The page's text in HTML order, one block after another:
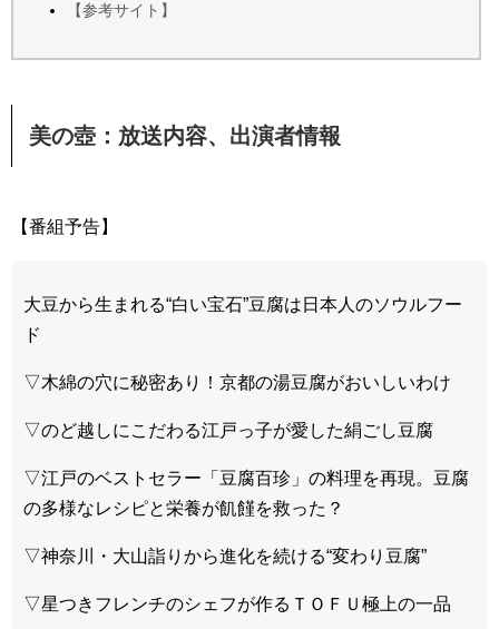
【参考サイト】
美の壺：放送内容、出演者情報
【番組予告】
大豆から生まれる“白い宝石”豆腐は日本人のソウルフー
ド
▽木綿の穴に秘密あり！京都の湯豆腐がおいしいわけ
▽のど越しにこだわる江戸っ子が愛した絹ごし豆腐
▽江戸のベストセラー「豆腐百珍」の料理を再現。豆腐
の多様なレシピと栄養が飢饉を救った？
▽神奈川・大山詣りから進化を続ける“変わり豆腐”
▽星つきフレンチのシェフが作るＴＯＦＵ極上の一品